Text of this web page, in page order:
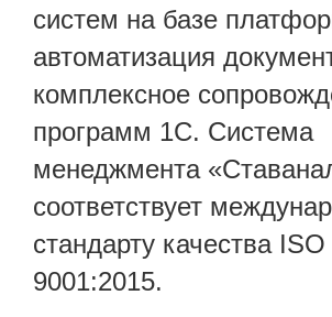
систем на базе
автоматизация
комплексное
программ 1С. Система
менеджмента
соответствует
стандарту качества ISO
9001:2015.